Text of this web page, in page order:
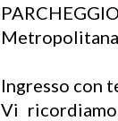
Ingresso con
Vi